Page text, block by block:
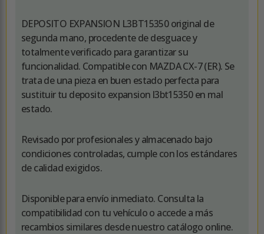
DEPOSITO EXPANSION L3BT15350 original de
segunda mano, procedente de desguace y
totalmente verificado para garantizar su
funcionalidad. Compatible con MAZDA CX-7 (ER). Se
trata de una pieza en buen estado perfecta para
sustituir tu deposito expansion l3bt15350 en mal
estado.
Revisado por profesionales y almacenado bajo
condiciones controladas, cumple con los estándares
de calidad exigidos.
Disponible para envío inmediato. Consulta la
compatibilidad con tu vehículo o accede a más
recambios similares desde nuestro catálogo online.